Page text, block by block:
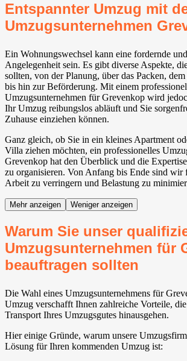
Entspannter Umzug mit
Umzugsunternehmen
Ein Wohnungswechsel kann eine fordernde
Angelegenheit sein. Es gibt diverse Aspekte,
sollten, von der Planung, über das Packen,
bis hin zur Beförderung. Mit einem
Umzugsunternehmen für Grevenkop wird
Ihr Umzug reibungslos abläuft und Sie
Zuhause einziehen können.
Ganz gleich, ob Sie in ein kleines Apartment
Villa ziehen möchten, ein professionelles
Grevenkop hat den Überblick und die
zu organisieren. Von Anfang bis Ende sind wir
Arbeit zu verringern und Belastung zu
Mehr anzeigen Weniger anzeigen
Warum Sie unser
Umzugsunternehmen für
beauftragen sollten
Die Wahl eines Umzugsunternehmens für
Umzug verschafft Ihnen zahlreiche Vorteile,
Transport Ihres Umzugsgutes hinausgehen.
Hier einige Gründe, warum unsere
Lösung für Ihren kommenden Umzug ist: